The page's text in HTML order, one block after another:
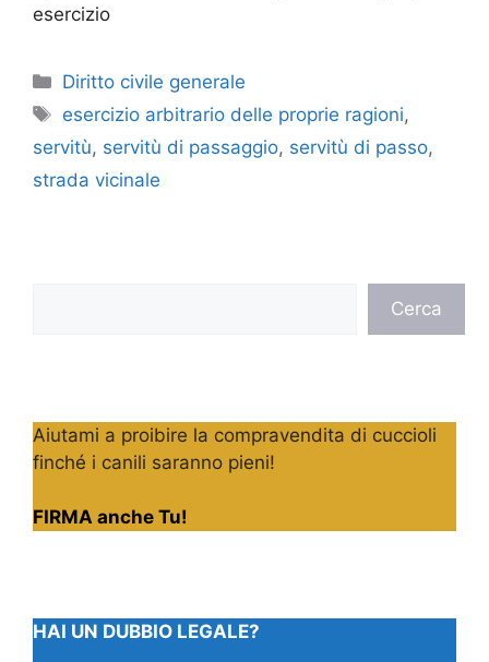
esercizio
Categorie
Diritto civile generale
Tag
esercizio arbitrario delle proprie ragioni,
servitù, servitù di passaggio, servitù di passo,
strada vicinale
Cerca
Aiutami a proibire la compravendita di cuccioli
finché i canili saranno pieni!
FIRMA anche Tu!
HAI UN DUBBIO LEGALE?